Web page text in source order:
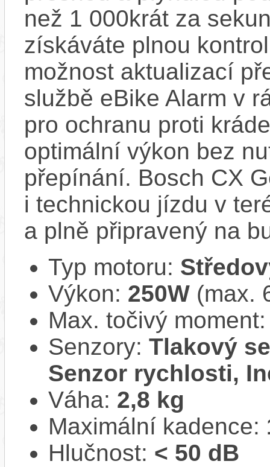
než 1 000krát za
získáváte plnou
možnost aktualizací
službě eBike Alarm v
pro ochranu proti
optimální výkon bez
přepínání. Bosch CX
i technickou jízdu v
a plně připravený na
Typ motoru:
Výkon: 250W (max.
Max. točivý
Senzory: Tlakový
Senzor rychlosti,
Váha: 2,8 kg
Maximální kadence:
Hlučnost: < 50 dB